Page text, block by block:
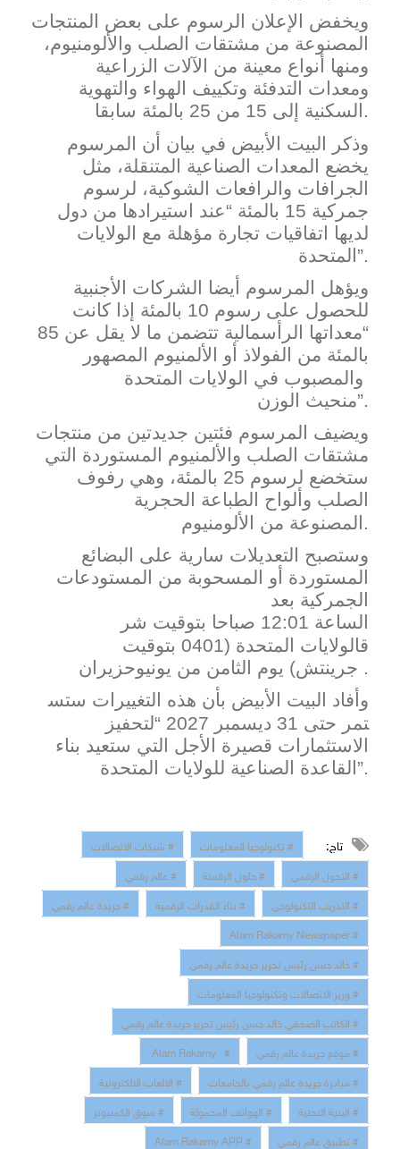
ويخفض الإعلان الرسوم على بعض المنتجات
المصنوعة من مشتقات الصلب والألومنيوم،
ومنها أنواع معينة من ​الآلات الزراعية
ومعدات التدفئة وتكييف الهواء ​والتهوية
السكنية إلى 15 من 25 بالمئة
سابقا
.
وذكر البيت الأبيض في بيان أن المرسوم ​
يخضع المعدات الصناعية المتنقلة، مثل
الجرافات والرافعات الشوكية، ​لرسوم
جمركية 15 بالمئة “عند استيرادها من دول
لديها اتفاقيات تجار ة مؤهلة مع الولايات
المتحدة”.
ويؤهل المرسوم أيضا الشركات الأجنبية ​
للحصول على رسوم 10 بالمئة إذا كانت
“معداتها ​الرأسمالية تتضمن ما لا يقل عن 85
بالمئة من ‌الفولاذ
أو الألمنيوم
المصهور
والمصبوب في الولايات
المتحدة
منحيث الوزن”.
ويضيف المرسوم فئتين جديدتين من منتجات
مشتقات الصلب والألمنيوم المستوردة التي
ستخضع لرسوم 25 ​بالمئة، وهي ​رفوف
الصلب وألواح الطباعة
الحجرية
المصنوعة من الألومنيوم
.
وستصبح التعديلات سارية على البضائع
المستوردة ​أو المسحوبة من المستودعات
الجمركية بعد ​
الساعة 12:01 صباحا بتوقيت شر
قالولايات المتحدة (0401
بتوقيت
جرينتش) يوم الثامن من يونيوحز يران
.
وأفاد البيت الأبيض بأن ​هذه التغييرات ستس
تمر حتى
31 ​ديسمبر 2027 “لتحفيز
الاستثمارات قصيرة الأجل التي ستعيد بناء ​
القاعدة الصناعية للولايات المتحدة”.
تاج: # تكنولوجيا المعلومات
# شبكات الاتصالات
# التحول الرقمي
# حلول الرقمنة
# عالم رقمي
# التدريب التكنولوجي
# بناء القدرات الرقمية
# جريدة عالم رقمي
# Alam Rakamy Newspaper
# خالد حسن رئيس تحرير جريدة عالم رقمي
# وزير الاتصالات وتكنولوجيا المعلومات
# الكاتب الصحفي خالد حسن رئيس تحرير جريدة عالم رقمي
# موقع جريدة عالم رقمي
# Alam Rakamy
# مبادرة جريدة عالم رقمي بالجامعات
# الالعاب الالكترونية
# البنية التحتية
# الهواتف المحمولة
# سوق الكمبيوتر
# تطبيق عالم رقمي
# Alam Rakamy APP